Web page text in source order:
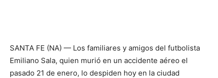
SANTA FE (NA) — Los familiares y amigos del futbolista
Emiliano Sala, quien murió en un accidente aéreo el
pasado 21 de enero, lo despiden hoy en la ciudad